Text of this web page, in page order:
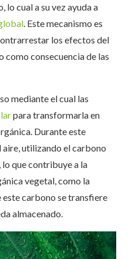
cual a su vez ayuda a
. Este mecanismo es
los efectos del
consecuencia de las
mediante el cual las
para transformarla en
Durante este
utilizando el carbono
que contribuye a la
vegetal, como la
este carbono se transfiere
almacenado.